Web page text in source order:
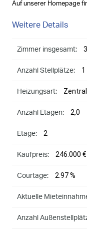
Auf unserer Homepage
Weitere Details
Zimmer insgesamt: 3
Anzahl Stellplätze: 1
Heizungsart:
Anzahl Etagen: 2,0
Etage: 2
Kaufpreis: 246.000 €
Courtage: 2.97 %
Aktuelle
Anzahl